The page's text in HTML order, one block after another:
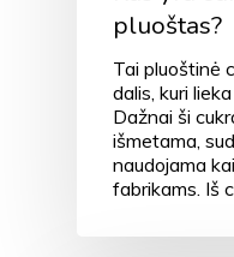
pluoštas?
Tai pluoštinė
dalis, kuri
Dažnai ši
išmetama,
naudojama
fabrikams. Iš